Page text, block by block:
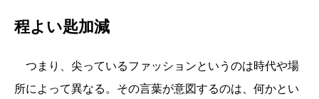
程よい匙加減
つまり、尖っているファッションというのは時代や場
所によって異なる。その言葉が意図するのは、何かとい